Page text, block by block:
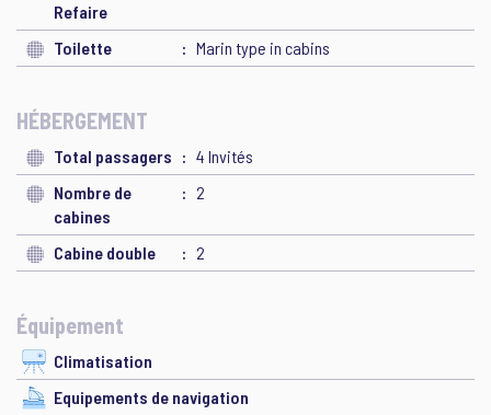
Refaire
Toilette Marin type in cabins
HÉBERGEMENT
Total passagers
4 Invités
Nombre de
cabines
2
Cabine double 2
Équipement
Climatisation
Equipements de navigation